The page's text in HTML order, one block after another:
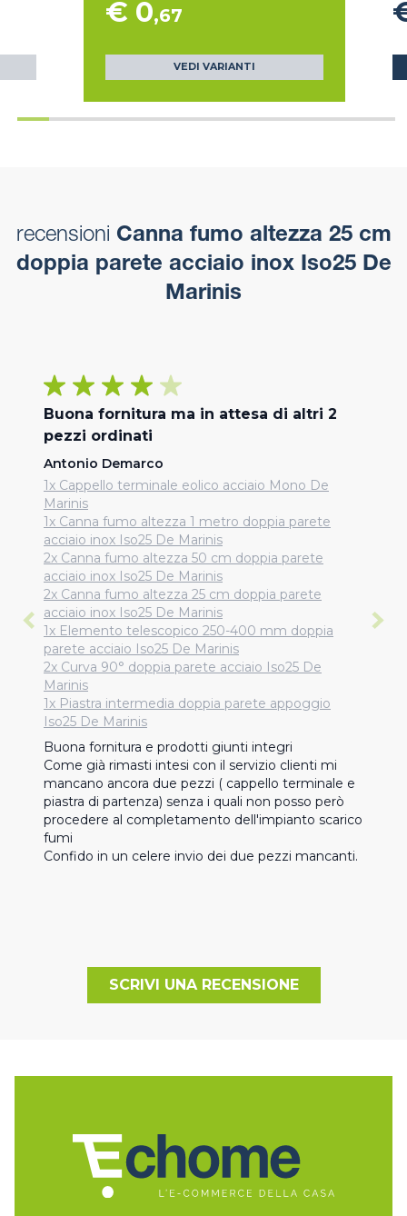
€ 0,67
VEDI VARIANTI
recensioni Canna fumo altezza 25 cm
doppia parete acciaio inox Iso25 De
Marinis
Buona fornitura ma in attesa di altri 2
pezzi ordinati
Antonio Demarco
1x Cappello terminale eolico acciaio Mono De
Marinis
1x Canna fumo altezza 1 metro doppia parete
acciaio inox Iso25 De Marinis
2x Canna fumo altezza 50 cm doppia parete
acciaio inox Iso25 De Marinis
2x Canna fumo altezza 25 cm doppia parete
acciaio inox Iso25 De Marinis
1x Elemento telescopico 250-400 mm doppia
parete acciaio Iso25 De Marinis
2x Curva 90° doppia parete acciaio Iso25 De
Marinis
1x Piastra intermedia doppia parete appoggio
Iso25 De Marinis
Buona fornitura e prodotti giunti integri
Come già rimasti intesi con il servizio clienti mi
mancano ancora due pezzi ( cappello terminale e
piastra di partenza) senza i quali non posso però
procedere al completamento dell'impianto scarico
fumi
Confido in un celere invio dei due pezzi mancanti.
SCRIVI UNA RECENSIONE